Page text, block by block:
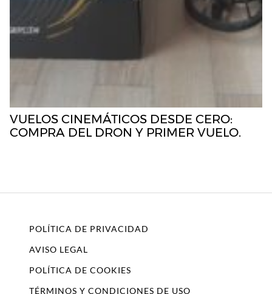
VUELOS CINEMÁTICOS DESDE CERO:
COMPRA DEL DRON Y PRIMER VUELO.
POLÍTICA DE PRIVACIDAD
AVISO LEGAL
POLÍTICA DE COOKIES
TÉRMINOS Y CONDICIONES DE USO